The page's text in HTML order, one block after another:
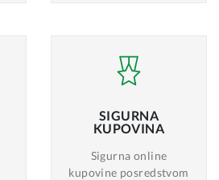
SIGURNA
KUPOVINA
Sigurna online
kupovine posredstvom